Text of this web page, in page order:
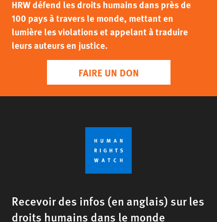
HRW défend les droits humains dans près de
100 pays à travers le monde, mettant en
lumière les violations et appelant à traduire
leurs auteurs en justice.
FAIRE UN DON
Recevoir des infos (en anglais) sur les
droits humains dans le monde